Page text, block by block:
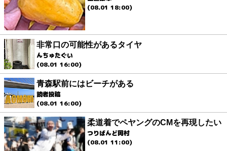
(08.01 18:00)
非常口の可能性があるタイヤ
んちゅたぐい
(08.01 16:00)
青森駅前にはビーチがある
読者投稿
(08.01 16:00)
柔道着でペヤングのCMを再現したい
つりばんど岡村
(08.01 11:00)